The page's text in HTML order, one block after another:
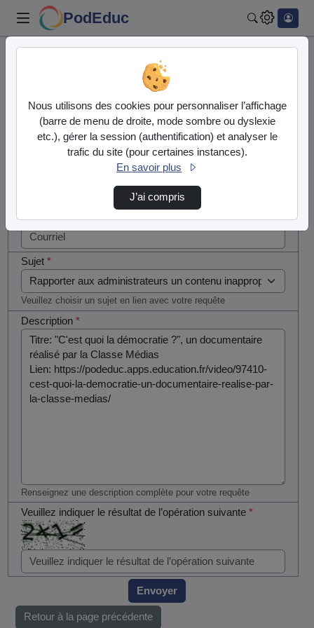
PodEduc
Contactez nous
Votre message
Courriel*
Sujet*
Veuillez choisir un sujet en lien avec votre requête
Description*
Renseignez une description complète pour votre requête
Veuillez indiquer le résultat de l’opération suivante*
si vous
êtes un
humain en
Envoyer
Retour à la page précédente
Nous utilisons des cookies pour personnaliser l’affichage
(barre de menu de droite, mode sombre ou dyslexie
etc.), gérer la session (authentification) et analyser le
trafic du site (pour certaines instances).
En savoir plus
J’ai compris